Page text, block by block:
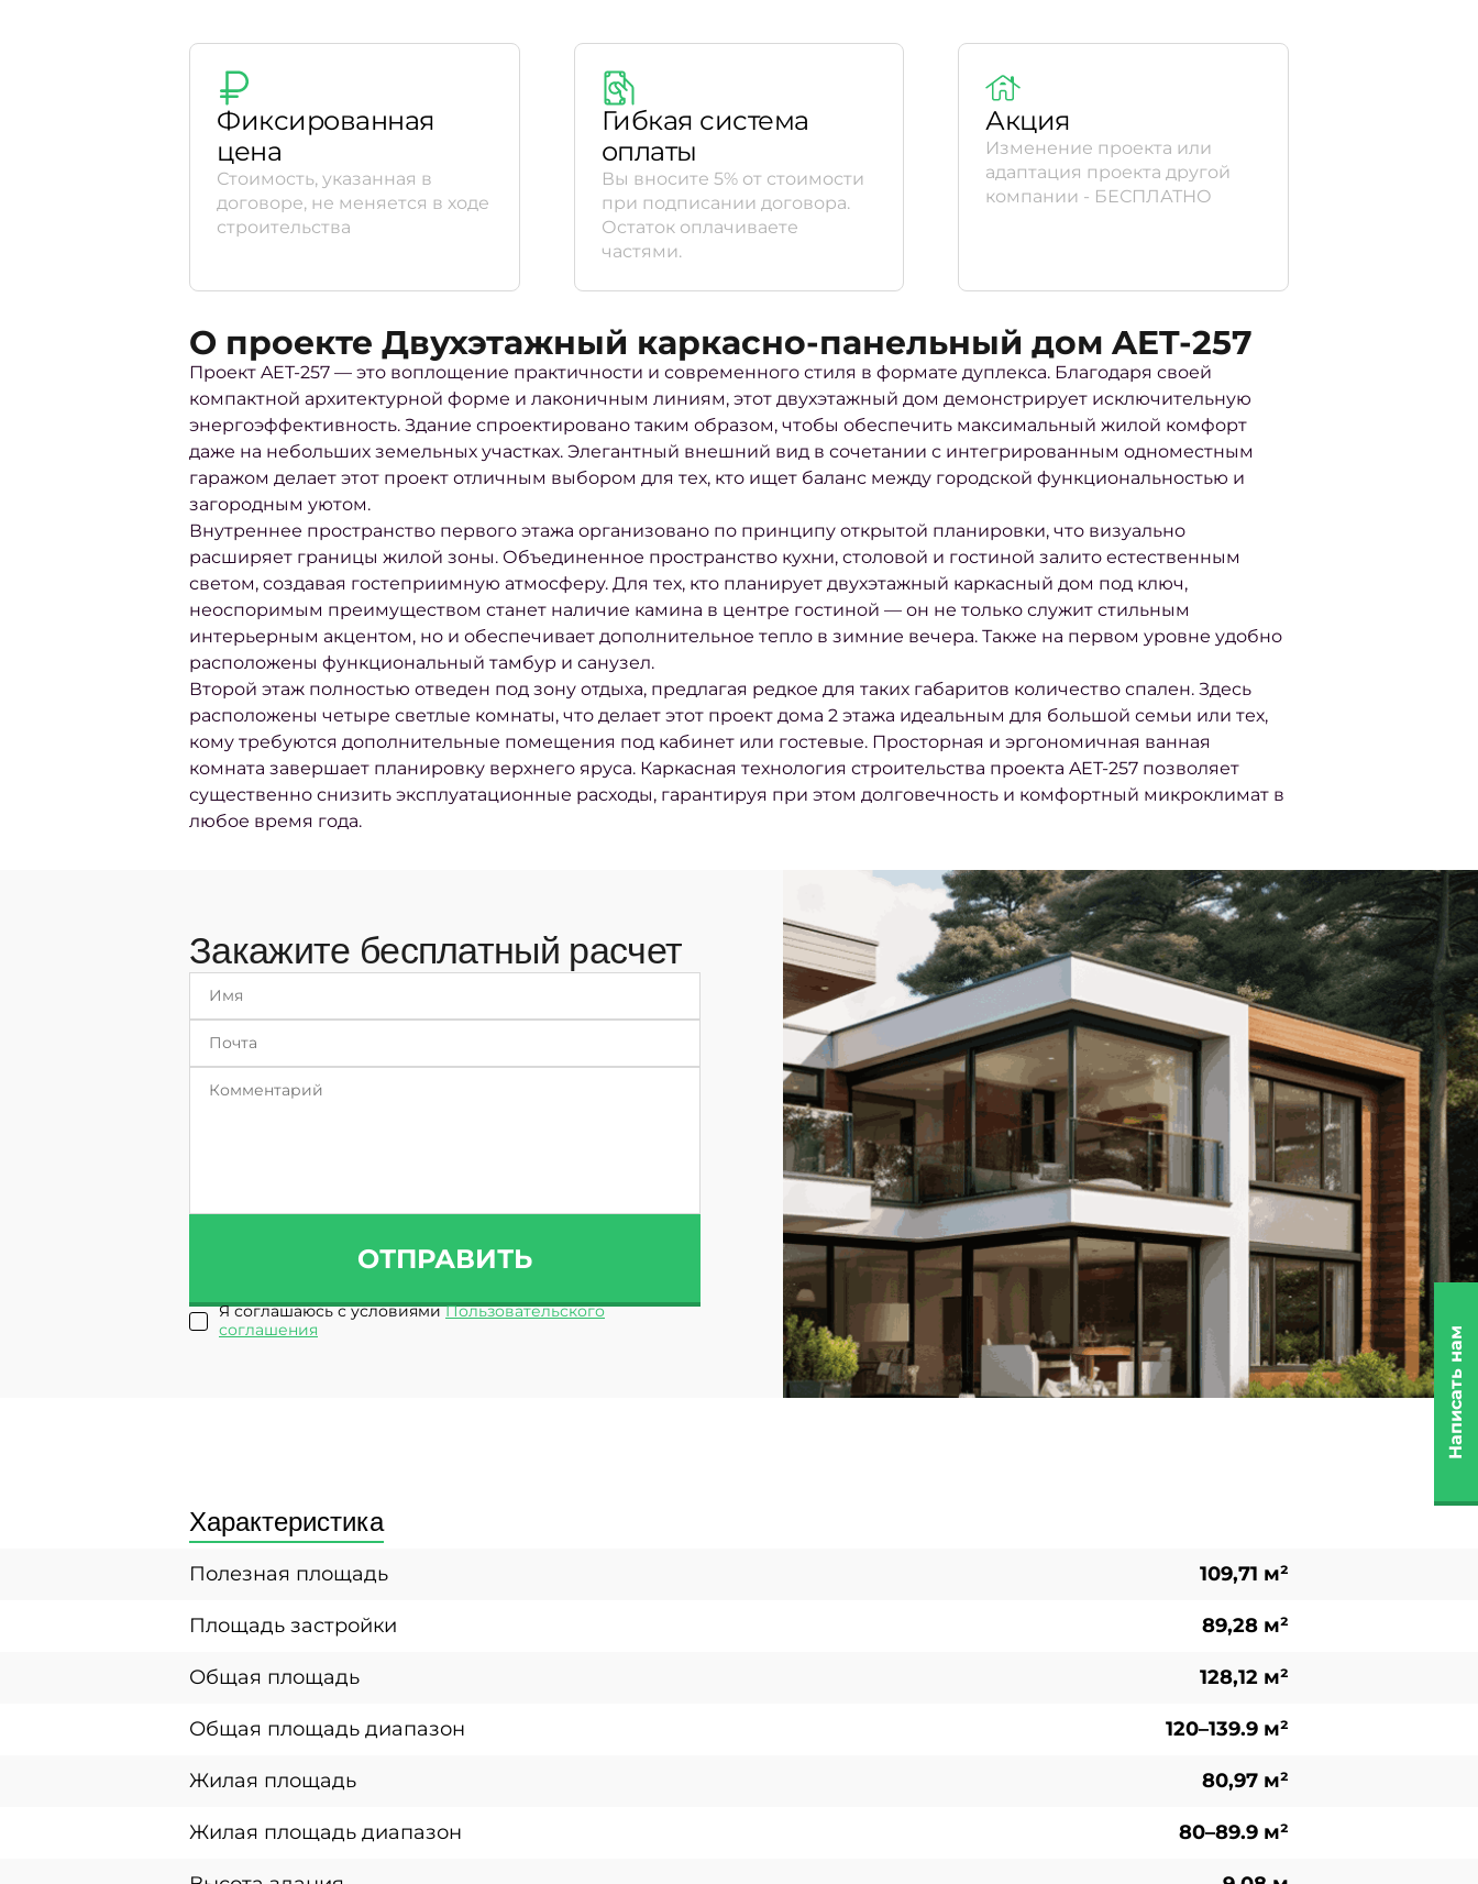
Фиксированная
цена
Стоимость, указанная в
договоре, не меняется в ходе
строительства
Гибкая система
оплаты
Вы вносите 5% от стоимости
при подписании договора.
Остаток оплачиваете
частями.
Акция
Изменение проекта или
адаптация проекта другой
компании - БЕСПЛАТНО
О проекте Двухэтажный каркасно-панельный дом AET-257
Проект AET-257 — это воплощение практичности и современного стиля в формате дуплекса. Благодаря своей
компактной архитектурной форме и лаконичным линиям, этот двухэтажный дом демонстрирует исключительную
энергоэффективность. Здание спроектировано таким образом, чтобы обеспечить максимальный жилой комфорт
даже на небольших земельных участках. Элегантный внешний вид в сочетании с интегрированным одноместным
гаражом делает этот проект отличным выбором для тех, кто ищет баланс между городской функциональностью и
загородным уютом.
Внутреннее пространство первого этажа организовано по принципу открытой планировки, что визуально
расширяет границы жилой зоны. Объединенное пространство кухни, столовой и гостиной залито естественным
светом, создавая гостеприимную атмосферу. Для тех, кто планирует двухэтажный каркасный дом под ключ,
неоспоримым преимуществом станет наличие камина в центре гостиной — он не только служит стильным
интерьерным акцентом, но и обеспечивает дополнительное тепло в зимние вечера. Также на первом уровне удобно
расположены функциональный тамбур и санузел.
Второй этаж полностью отведен под зону отдыха, предлагая редкое для таких габаритов количество спален. Здесь
расположены четыре светлые комнаты, что делает этот проект дома 2 этажа идеальным для большой семьи или тех,
кому требуются дополнительные помещения под кабинет или гостевые. Просторная и эргономичная ванная
комната завершает планировку верхнего яруса. Каркасная технология строительства проекта AET-257 позволяет
существенно снизить эксплуатационные расходы, гарантируя при этом долговечность и комфортный микроклимат в
любое время года.
Закажите бесплатный расчет
ОТПРАВИТЬ
Я соглашаюсь с условиямиПользовательского
соглашения
Характеристика
Полезная площадь 109,71 м²
Площадь застройки 89,28 м²
Общая площадь 128,12 м²
Общая площадь диапазон 120–139.9 м²
Жилая площадь 80,97 м²
Жилая площадь диапазон 80–89.9 м²
Написать нам